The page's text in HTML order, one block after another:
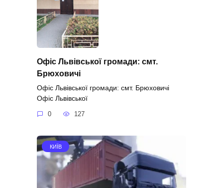
Офіс Львівської громади: смт.
Брюховичі
Офіс Львівської громади: смт. Брюховичі
Офіс Львівської
0 127
КИЇВ